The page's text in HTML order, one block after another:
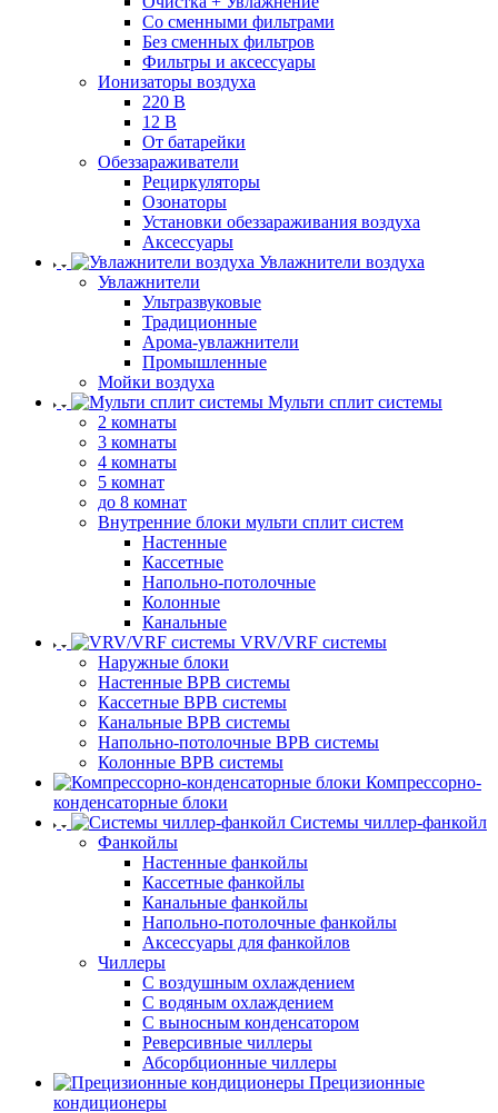
Cо сменными фильтрами
Без сменных фильтров
Фильтры и аксессуары
Ионизаторы воздуха
220 В
12 В
От батарейки
Обеззараживатели
Рециркуляторы
Озонаторы
Установки обеззараживания воздуха
Аксессуары
Увлажнители воздуха
Увлажнители
Ультразвуковые
Традиционные
Арома-увлажнители
Промышленные
Мойки воздуха
Мульти сплит системы
2 комнаты
3 комнаты
4 комнаты
5 комнат
до 8 комнат
Внутренние блоки мульти сплит систем
Настенные
Кассетные
Напольно-потолочные
Колонные
Канальные
VRV/VRF системы
Наружные блоки
Настенные ВРВ системы
Кассетные ВРВ системы
Канальные ВРВ системы
Напольно-потолочные ВРВ системы
Колонные ВРВ системы
Компрессорно-
конденсаторные блоки
Системы чиллер-фанкойл
Фанкойлы
Настенные фанкойлы
Кассетные фанкойлы
Канальные фанкойлы
Напольно-потолочные фанкойлы
Аксессуары для фанкойлов
Чиллеры
С воздушным охлаждением
С водяным охлаждением
С выносным конденсатором
Реверсивные чиллеры
Абсорбционные чиллеры
Прецизионные
кондиционеры